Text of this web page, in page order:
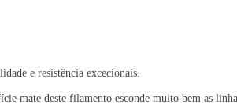
e resistência excecionais.
mate deste filamento esconde muito bem as